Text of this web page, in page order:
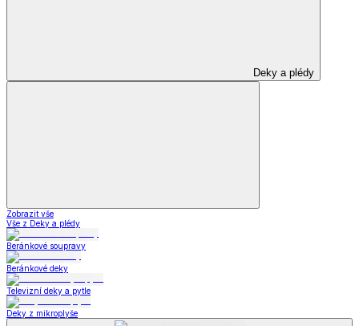
Deky a plédy
Zobrazit vše
Vše z Deky a plédy
Beránkové soupravy
Beránkové deky
Televizní deky a pytle
Deky z mikroplyše